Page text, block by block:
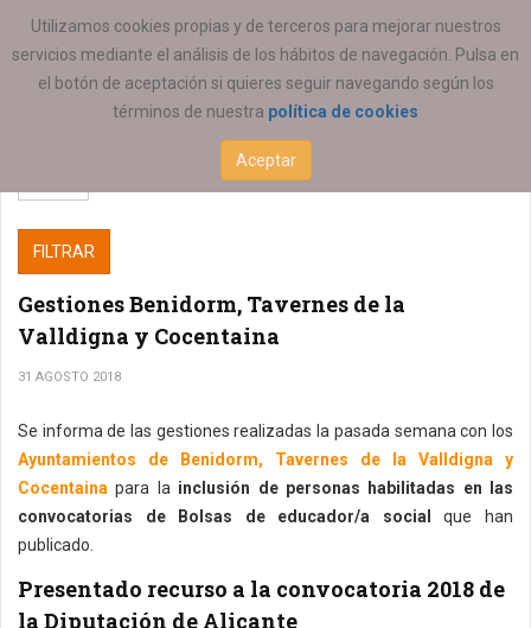
Utilizamos cookies propias y de terceros para mejorar nuestros
servicios mediante el análisis de los hábitos de navegación. Pulsa en
el botón de aceptación si quieres seguir navegando según los
términos de nuestra política de cookies
Aceptar
ESTÁ AQUÍ:
FILTRAR
Gestiones Benidorm, Tavernes de la
Valldigna y Cocentaina
31 AGOSTO 2018
Se informa de las gestiones realizadas la pasada semana con los
Ayuntamientos de Benidorm, Tavernes de la Valldigna y
Cocentaina para la inclusión de personas habilitadas en las
convocatorias de Bolsas de educador/a social
que han
publicado.
Presentado recurso a la convocatoria 2018 de
la Diputación de Alicante